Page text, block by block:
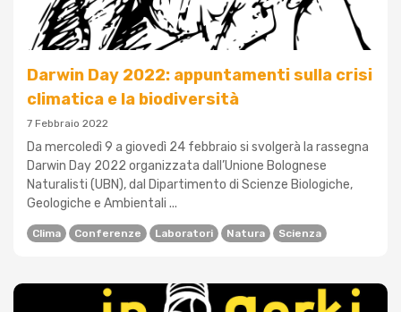
Darwin Day 2022: appuntamenti sulla crisi
climatica e la biodiversità
7 Febbraio 2022
Da mercoledì 9 a giovedì 24 febbraio si svolgerà la rassegna
Darwin Day 2022 organizzata dall’Unione Bolognese
Naturalisti (UBN), dal Dipartimento di Scienze Biologiche,
Geologiche e Ambientali ...
Clima Conferenze Laboratori Natura Scienza